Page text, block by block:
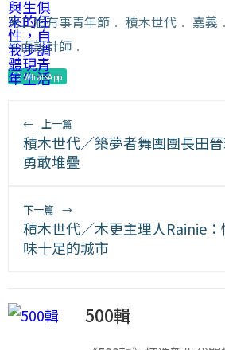
第二屆有事青年節 ﹒ 積木世代 ﹒ 嘉義 ﹒
平面設計師 ﹒
WhatsApp
← 上一篇
積木世代／築夢者舞團團長田
勇敢堆疊
下一篇 →
積木世代／木更主理人Rainie
味十足的城市
500輯